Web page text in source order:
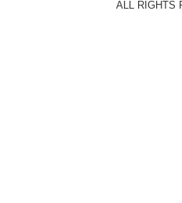
ALL RIGHTS